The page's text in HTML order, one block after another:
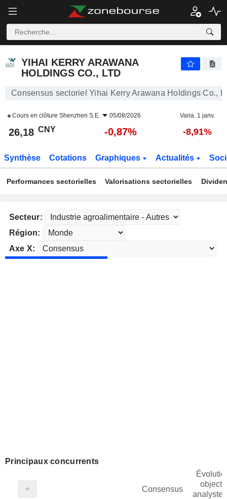
YIHAI KERRY ARAWANA
HOLDINGS CO., LTD
Consensus sectoriel Yihai Kerry Arawana Holdings Co.,
Cours en clôture Shenzhen S.E. 05/08/2026 Varia. 1 janv.
26,18 CNY -0,87% -8,91%
Synthèse Cotations Graphiques Actualités
Performances sectorielles Valorisations sectorielles
Secteur:
Région:
Axe X:
Principaux concurrents
Consensus
objectif